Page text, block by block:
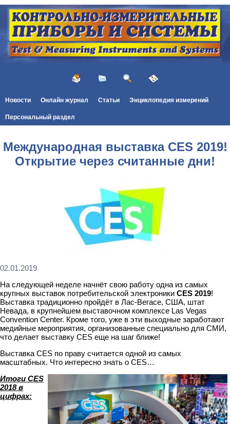
Новости Онлайн журнал Статьи Энциклопедия измерений
Персональный раздел
Международная выставка CES 2019!
Открытие через считанные дни!
02.01.2019
На следующей неделе начнёт свою работу одна из самых
крупных выставок потребительской электроники CES 2019!
Выставка традиционно пройдёт в Лас-Вегасе, США, штат
Невада, в крупнейшем выставочном комплексе Las Vegas
Convention Center. Кроме того, уже в эти выходные заработают
медийные мероприятия, организованные специально для СМИ,
что делает выставку CES еще на шаг ближе!
Выставка CES по праву считается одной из самых
масштабных. Что интересно знать о CES…
Итоги CES
2018 в
цифрах: